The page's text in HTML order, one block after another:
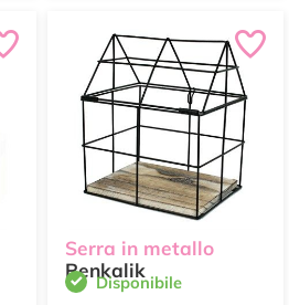
Serra in metallo
Renkalik
Disponibile